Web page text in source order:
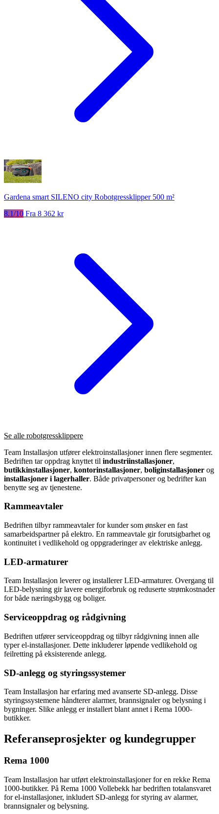
Gardena smart SILENO city Robotgressklipper 500 m²
8.1/10 Fra 8 362 kr
Se alle robotgressklippere
Team Installasjon utfører elektroinstallasjoner innen flere segmenter.
Bedriften tar oppdrag knyttet til industriinstallasjoner,
butikkinstallasjoner, kontorinstallasjoner, boliginstallasjoner og
installasjoner i lagerhaller. Både privatpersoner og bedrifter kan
benytte seg av tjenestene.
Rammeavtaler
Bedriften tilbyr rammeavtaler for kunder som ønsker en fast
samarbeidspartner på elektro. En rammeavtale gir forutsigbarhet og
kontinuitet i vedlikehold og oppgraderinger av elektriske anlegg.
LED-armaturer
Team Installasjon leverer og installerer LED-armaturer. Overgang til
LED-belysning gir lavere energiforbruk og reduserte strømkostnader
for både næringsbygg og boliger.
Serviceoppdrag og rådgivning
Bedriften utfører serviceoppdrag og tilbyr rådgivning innen alle
typer el-installasjoner. Dette inkluderer løpende vedlikehold og
feilretting på eksisterende anlegg.
SD-anlegg og styringssystemer
Team Installasjon har erfaring med avanserte SD-anlegg. Disse
styringssystemene håndterer alarmer, brannsignaler og belysning i
bygninger. Slike anlegg er installert blant annet i Rema 1000-
butikker.
Referanseprosjekter og kundegrupper
Rema 1000
Team Installasjon har utført elektroinstallasjoner for en rekke Rema
1000-butikker. På Rema 1000 Vollebekk har bedriften totalansvaret
for el-installasjoner, inkludert SD-anlegg for styring av alarmer,
brannsignaler og belysning.